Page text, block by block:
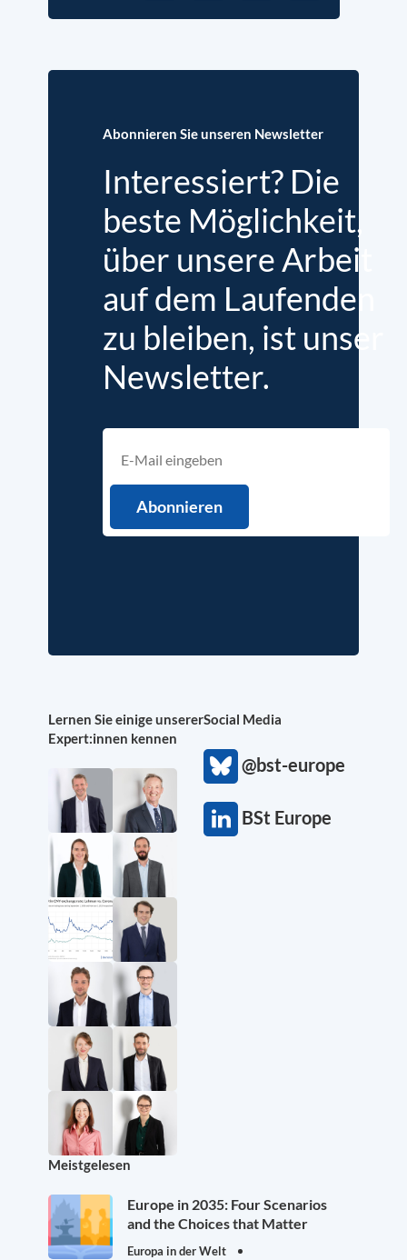
Abonnieren Sie unseren Newsletter
Interessiert? Die
beste Möglichkeit,
über unsere Arbeit
auf dem Laufenden
zu bleiben, ist unser
Newsletter.
Lernen Sie einige unserer
Expert:innen kennen
Social Media
@bst-europe
BSt Europe
Meistgelesen
Europe in 2035: Four Scenarios
and the Choices that Matter
Europa in der Welt